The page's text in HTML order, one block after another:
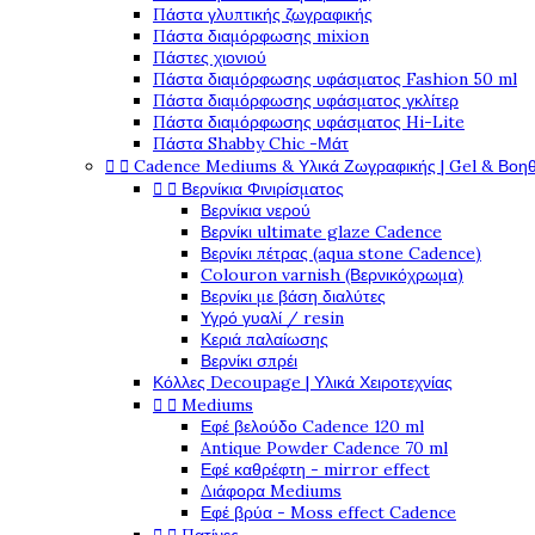
Πάστα γλυπτικής ζωγραφικής
Πάστα διαμόρφωσης mixion
Πάστες χιονιού
Πάστα διαμόρφωσης υφάσματος Fashion 50 ml
Πάστα διαμόρφωσης υφάσματος γκλίτερ
Πάστα διαμόρφωσης υφάσματος Hi-Lite
Πάστα Shabby Chic -Μάτ
  Cadence Mediums & Υλικά Ζωγραφικής | Gel &
  Βερνίκια Φινιρίσματος
Βερνίκια νερού
Βερνίκι ultimate glaze Cadence
Βερνίκι πέτρας (aqua stone Cadence)
Colouron varnish (Βερνικόχρωμα)
Βερνίκι με βάση διαλύτες
Υγρό γυαλί / resin
Κεριά παλαίωσης
Βερνίκι σπρέι
Κόλλες Decoupage | Υλικά Χειροτεχνίας
  Mediums
Εφέ βελούδο Cadence 120 ml
Antique Powder Cadence 70 ml
Εφέ καθρέφτη - mirror effect
Διάφορα Mediums
Εφέ βρύα - Moss effect Cadence